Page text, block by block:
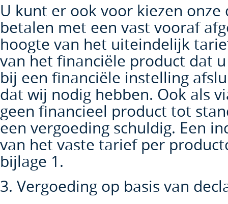
U kunt er ook voor kiezen
betalen met een vast vooraf
hoogte van het uiteindelijk
van het financiële product dat
bij een financiële instelling
dat wij nodig hebben. Ook als
geen financieel product tot
een vergoeding schuldig. Een
van het vaste tarief per
bijlage 1.
3. Vergoeding op basis van